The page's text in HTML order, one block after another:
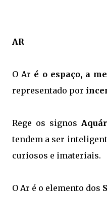
AR
O Ar é o espaço, a
representado por
Rege os signos
tendem a ser
curiosos e imateriais.
O Ar é o elemento dos